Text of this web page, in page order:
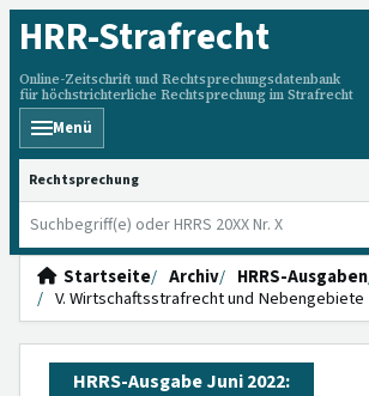
HRR-Strafrecht
Online-Zeitschrift und Rechtsprechungsdatenbank
für höchstrichterliche Rechtsprechung im Strafrecht
Menü
HRRS durchsuchen
Startseite Archiv HRRS-Ausgaben
V. Wirtschaftsstrafrecht und Nebengebiete
HRRS-Ausgabe Juni 2022: